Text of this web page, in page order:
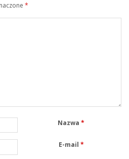
*
Nazwa*
E-mail *